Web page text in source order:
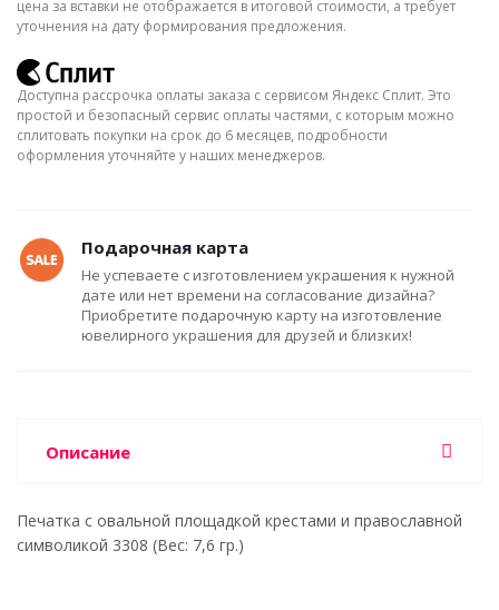
цена за вставки не отображается в итоговой стоимости, а требует
уточнения на дату формирования предложения.
Доступна рассрочка оплаты заказа с сервисом Яндекс Сплит. Это
простой и безопасный сервис оплаты частями, с которым можно
сплитовать покупки на срок до 6 месяцев, подробности
оформления уточняйте у наших менеджеров.
Подарочная карта
Не успеваете с изготовлением украшения к нужной
дате или нет времени на согласование дизайна?
Приобретите подарочную карту на изготовление
ювелирного украшения для друзей и близких!
Описание
Печатка с овальной площадкой крестами и православной
символикой 3308 (Вес: 7,6 гр.)